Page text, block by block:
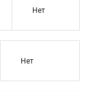
Нет
Нет